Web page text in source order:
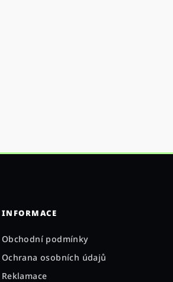
INFORMACE
Obchodní podmínky
Ochrana osobních údajů
Reklamace